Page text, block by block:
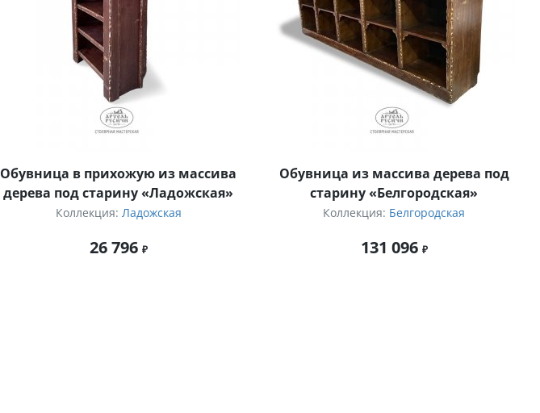
Обувница в прихожую из массива
дерева под старину «Ладожская»
Коллекция: Ладожская
26 796
Обувница из массива дерева под
старину «Белгородская»
Коллекция: Белгородская
131 096